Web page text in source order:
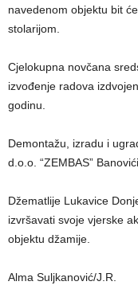
navedenom objektu bit
stolarijom.
Cjelokupna novčana
izvođenje radova
godinu.
Demontažu, izradu i
d.o.o. “ZEMBAS” Banovići.
Džematlije Lukavice
izvršavati svoje vjerske
objektu džamije.
Alma Suljkanović/J.R.